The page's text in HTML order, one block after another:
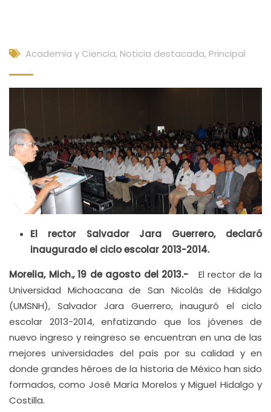
Academia y Ciencia, Noticia destacada, Principal
El rector Salvador Jara Guerrero, declaró
inaugurado el ciclo escolar 2013-2014.
Morelia, Mich., 19 de agosto del 2013.- El rector de la
Universidad Michoacana de San Nicolás de Hidalgo
(UMSNH), Salvador Jara Guerrero, inauguró el ciclo
escolar 2013-2014, enfatizando que los jóvenes de
nuevo ingreso y reingreso se encuentran en una de las
mejores universidades del país por su calidad y en
donde grandes héroes de la historia de México han sido
formados, como José María Morelos y Miguel Hidalgo y
Costilla.